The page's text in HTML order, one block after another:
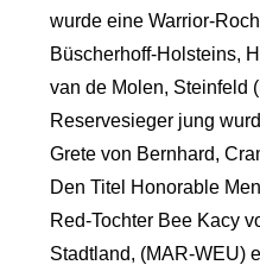
wurde eine Warrior-
Büscherhoff-Holsteins,
van de Molen, Steinfeld
Reservesieger jung
Grete von Bernhard,
Den Titel Honorable
Red-Tochter Bee Kacy
Stadtland, (MAR-WEU)